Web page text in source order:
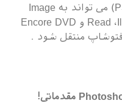
در فرمت اختصاصی فتوشاپ (PSD) می تواند به Image
Read ،Illustrator Premiere ،After Effects و Encore DVD
فتوشاپ منتقل شود .